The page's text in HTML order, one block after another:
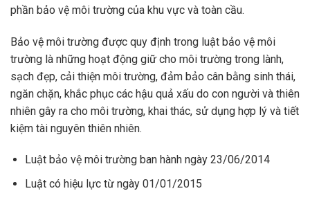
phần bảo vệ môi trường của khu vực và toàn cầu.
Bảo vệ môi trường được quy định trong luật bảo vệ môi
trường là những hoạt động giữ cho môi trường trong lành,
sạch đẹp, cải thiện môi trường, đảm bảo cân bằng sinh thái,
ngăn chặn, khắc phục các hậu quả xấu do con người và thiên
nhiên gây ra cho môi trường, khai thác, sử dụng hợp lý và tiết
kiệm tài nguyên thiên nhiên.
Luật bảo vệ môi trường ban hành ngày 23/06/2014
Luật có hiệu lực từ ngày 01/01/2015